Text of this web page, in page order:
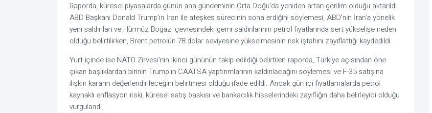
Raporda, küresel piyasalarda günün ana gündeminin Orta Doğu'da yeniden artan gerilim olduğu aktarıldı.
ABD Başkanı Donald Trump'ın İran ile ateşkes sürecinin sona erdiğini söylemesi, ABD'nin İran'a yönelik
yeni saldırıları ve Hürmüz Boğazı çevresindeki gemi saldırılarının petrol fiyatlarında sert yükselişe neden
olduğu belirtilirken, Brent petrolün 78 dolar seviyesine yükselmesinin risk iştahını zayıflattığı kaydedildi.
Yurt içinde ise NATO Zirvesi'nin ikinci gününün takip edildiği belirtilen raporda, Türkiye açısından öne
çıkan başlıklardan birinin Trump'ın CAATSA yaptırımlarının kaldırılacağını söylemesi ve F-35 satışına
ilişkin kararın değerlendirileceğini belirtmesi olduğu ifade edildi. Ancak gün içi fiyatlamalarda petrol
kaynaklı enflasyon riski, küresel satış baskısı ve bankacılık hisselerindeki zayıflığın daha belirleyici olduğu
vurgulandı.